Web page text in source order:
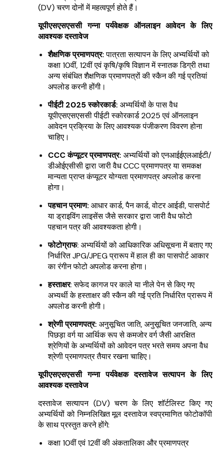
(DV) चरण दोनों में महत्वपूर्ण होते हैं।
यूपीएसएसएससी गन्ना पर्यवेक्षक ऑनलाइन आवेदन के लिए
आवश्यक दस्तावेज
शैक्षणिक प्रमाणपत्र:पात्रता सत्यापन के लिए अभ्यर्थियों को
कक्षा 10वीं, 12वीं एवं कृषि/कृषि विज्ञान में स्नातक डिग्री तथा
अन्य संबंधित शैक्षणिक प्रमाणपत्रों की स्कैन की गई प्रतियां
अपलोड करनी होंगी।
पीईटी 2025 स्कोरकार्ड: अभ्यर्थियों के पास वैध
यूपीएसएसएससी पीईटी स्कोरकार्ड 2025 एवं ऑनलाइन
आवेदन प्रक्रिया के लिए आवश्यक पंजीकरण विवरण होना
चाहिए।
CCC कंप्यूटर प्रमाणपत्र: अभ्यर्थियों को एनआईईएलआईटी/
डीओईएसीसी द्वारा जारी वैध CCC प्रमाणपत्र या समकक्ष
मान्यता प्राप्त कंप्यूटर योग्यता प्रमाणपत्र अपलोड करना
होगा।
पहचान प्रमाण: आधार कार्ड, पैन कार्ड, वोटर आईडी, पासपोर्ट
या ड्राइविंग लाइसेंस जैसे सरकार द्वारा जारी वैध फोटो
पहचान पत्र की आवश्यकता होगी।
फोटोग्राफ: अभ्यर्थियों को आधिकारिक अधिसूचना में बताए गए
निर्धारित JPG/JPEG प्रारूप में हाल ही का पासपोर्ट आकार
का रंगीन फोटो अपलोड करना होगा।
हस्ताक्षर: सफेद कागज पर काले या नीले पेन से किए गए
अभ्यर्थी के हस्ताक्षर की स्कैन की गई प्रति निर्धारित प्रारूप में
अपलोड करनी होगी।
श्रेणी प्रमाणपत्र: अनुसूचित जाति, अनुसूचित जनजाति, अन्य
पिछड़ा वर्ग या आर्थिक रूप से कमजोर वर्ग जैसी आरक्षित
श्रेणियों के अभ्यर्थियों को आवेदन पत्र भरते समय अपना वैध
श्रेणी प्रमाणपत्र तैयार रखना चाहिए।
यूपीएसएसएससी गन्ना पर्यवेक्षक दस्तावेज सत्यापन के लिए
आवश्यक दस्तावेज
दस्तावेज सत्यापन (DV) चरण के लिए शॉर्टलिस्ट किए गए
अभ्यर्थियों को निम्नलिखित मूल दस्तावेज स्वप्रमाणित फोटोकॉपी
के साथ प्रस्तुत करने होंगे:
कक्षा 10वीं एवं 12वीं की अंकतालिका और प्रमाणपत्र